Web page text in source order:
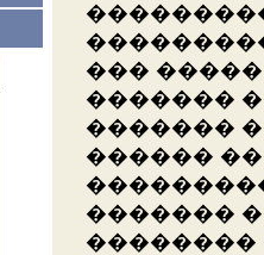
���
�������
�������
������
�������
��������